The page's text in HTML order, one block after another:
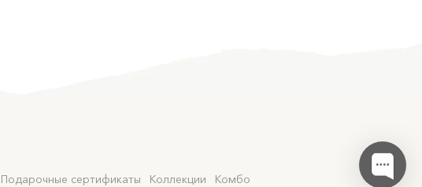
Подарочные сертификаты Коллекции
Комбо